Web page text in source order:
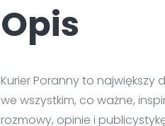
Opis
Kurier Poranny to największy
we wszystkim, co ważne,
rozmowy, opinie i